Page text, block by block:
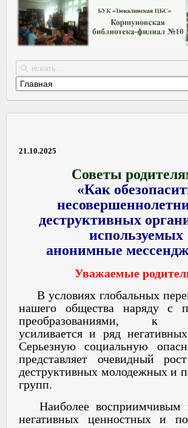
21.10.2025
Советы
«Как
деструктивных
используемых
анонимные
Уважаемые
В условиях глобальных
нашего общества наряду с
преобразованиями, к
усиливается и ряд
Серьезную социальную
представляет очевидный
деструктивных молодежных и
групп.
Наиболее восприимчивым
негативных ценностных и